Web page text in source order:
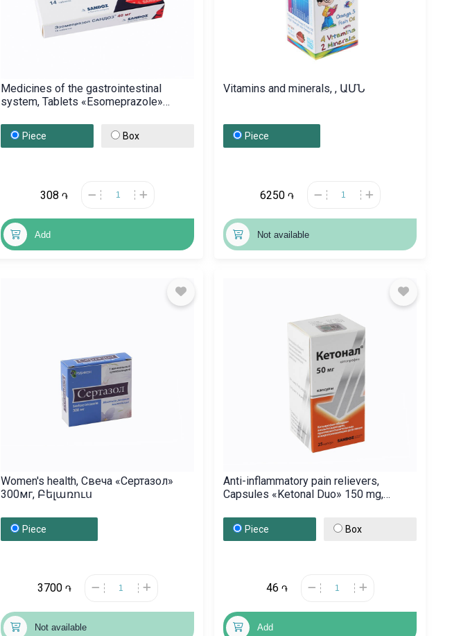
Medicines of the gastrointestinal
system, Tablets «Esomeprazole»
Piece Box
308 ֏
Add
Vitamins and minerals, , ԱՄՆ
Piece
6250 ֏
Not available
Women's health, Свеча «Сертазол»
300мг, Բելառուս
Piece
3700 ֏
Not available
Anti-inflammatory pain relievers,
Capsules «Ketonal Duo» 150 mg,
Piece Box
46 ֏
Add